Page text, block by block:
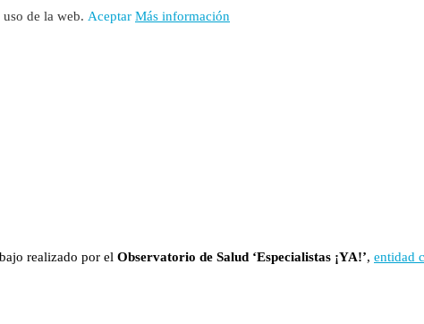
de la web. Aceptar Más información
realizado por el Observatorio de Salud ‘Especialistas ¡YA!’, entidad